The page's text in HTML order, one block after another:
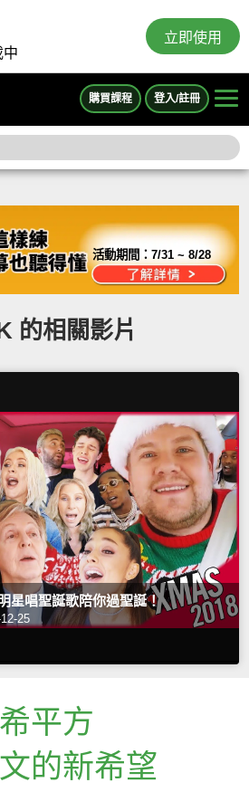
中
立即使用
購買課程 登入/註冊
活動期間：7/31 ~ 8/28
的相關影片
星唱聖誕歌陪你過聖誕！
25
希平方
的新希望